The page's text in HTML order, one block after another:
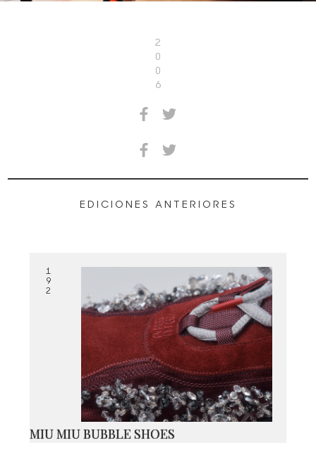
2
0
0
6
EDICIONES ANTERIORES
1
9
2
MIU MIU BUBBLE SHOES